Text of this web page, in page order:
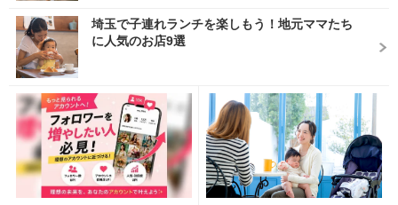
埼玉で子連れランチを楽しもう！地元ママたち
に人気のお店9選